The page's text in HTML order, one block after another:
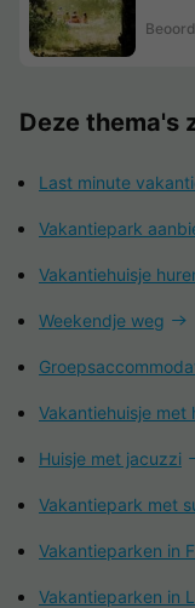
Deze thema's
Last minute
Vakantiepark
Vakantiehuisje
Weekendje weg
Vakantiehuisje met
Huisje met jacuzzi
Vakantiepark met
Vakantieparken in
Vakantieparken in